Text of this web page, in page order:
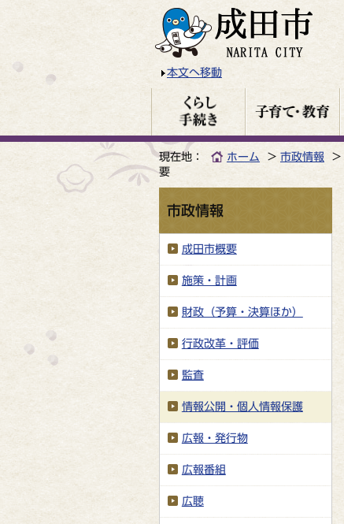
本文へ移動
現在地： ホーム 市政情報
要
市政情報
成田市概要
施策・計画
財政（予算・決算ほか）
行政改革・評価
監査
情報公開・個人情報保護
広報・発行物
広報番組
広聴